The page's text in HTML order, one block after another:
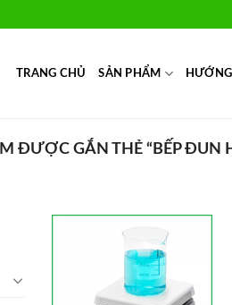
TRANG CHỦ SẢN PHẨM
ĐƯỢC GẮN THẺ “BẾP ĐUN
Add to
Wishlist